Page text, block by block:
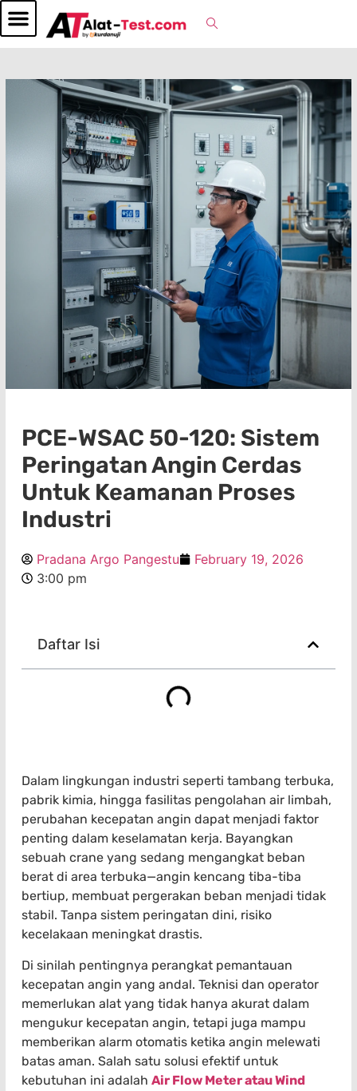
PCE-WSAC 50-120: Sistem
Peringatan Angin Cerdas
Untuk Keamanan Proses
Industri
Pradana Argo Pangestu
February 19, 2026
3:00 pm
Daftar Isi
Dalam lingkungan industri seperti tambang terbuka,
pabrik kimia, hingga fasilitas pengolahan air limbah,
perubahan kecepatan angin dapat menjadi faktor
penting dalam keselamatan kerja. Bayangkan
sebuah crane yang sedang mengangkat beban
berat di area terbuka—angin kencang tiba-tiba
bertiup, membuat pergerakan beban menjadi tidak
stabil. Tanpa sistem peringatan dini, risiko
kecelakaan meningkat drastis.
Di sinilah pentingnya perangkat pemantauan
kecepatan angin yang andal. Teknisi dan operator
memerlukan alat yang tidak hanya akurat dalam
mengukur kecepatan angin, tetapi juga mampu
memberikan alarm otomatis ketika angin melewati
batas aman. Salah satu solusi efektif untuk
kebutuhan ini adalah Air Flow Meter atau Wind